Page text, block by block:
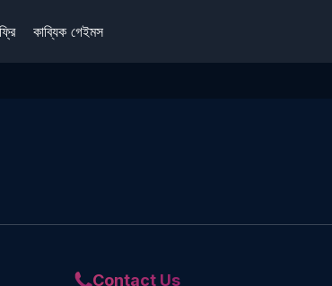
ফ্রি কাব্যিক গেইমস
Contact Us